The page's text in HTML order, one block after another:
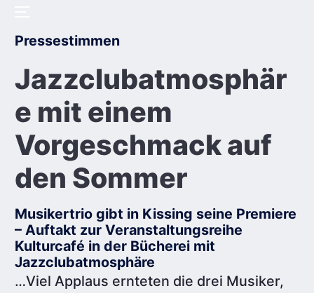
content
Posted
Pressestimmen
Jazzclubatmosphär
e mit einem
Vorgeschmack auf
den Sommer
Musikertrio gibt in Kissing seine Premiere
– Auftakt zur Veranstaltungsreihe
Kulturcafé in der Bücherei mit
Jazzclubatmosphäre
…Viel Applaus ernteten die drei Musiker,